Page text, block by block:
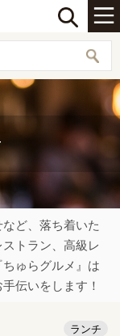
ど、落ち着いた
トラン、高級レ
ゅらグルメ』は
伝いをします！
ランチ